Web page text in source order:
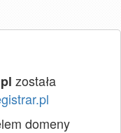
została
domeny